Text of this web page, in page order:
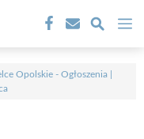
Opolskie - Ogłoszenia |